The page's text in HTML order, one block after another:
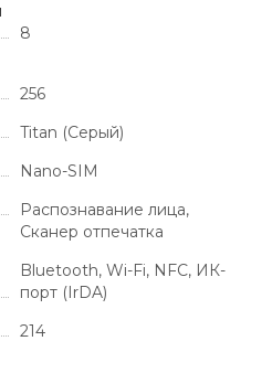
8
256
Titan (Серый)
Nano-SIM
Распознавание лица,
Сканер отпечатка
Bluetooth, Wi-Fi, NFC, ИК-
порт (IrDA)
214